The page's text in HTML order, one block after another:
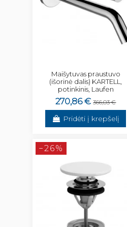
Maišytuvas praustuvo
(išorinė dalis) KARTELL,
potinkinis, Laufen
270,86 € 366,03 €
Pridėti į krepšelį
−26%